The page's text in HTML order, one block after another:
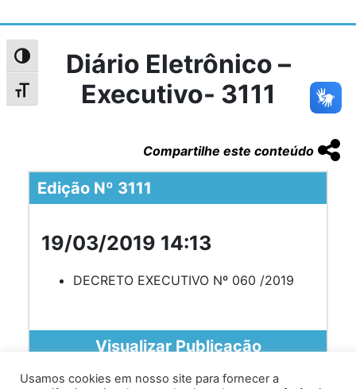
Alternar alto contraste
Alternar tamanho da fonte
Diário Eletrônico –
Executivo- 3111
Compartilhe este conteúdo
Edição Nº 3111
19/03/2019 14:13
DECRETO EXECUTIVO Nº 060 /2019
Visualizar Publicação
Usamos cookies em nosso site para fornecer a